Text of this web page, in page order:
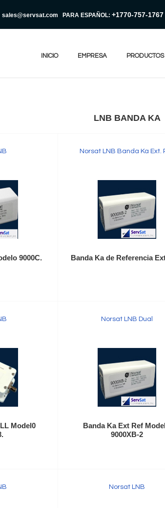
sales@servsat.com PARA ESPAÑOL: +1770-757-1767
INICIO EMPRESA PRODUCTOS
LNB BANDA KA
9000C.
Norsat LNB Banda Ka Ext.
Banda Ka de Referencia
Model0
Norsat LNB Dual
Banda Ka Ext Ref
9000XB-2
Norsat LNB